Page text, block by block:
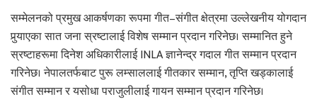
सम्मेलनको प्रमुख आकर्षणका रूपमा गीत–संगीत क्षेत्रमा उल्लेखनीय योगदान
पुर्‍याएका सात जना स्रष्टालाई विशेष सम्मान प्रदान गरिनेछ। सम्मानित हुने
स्रष्टाहरूमा दिनेश अधिकारीलाई INLA ज्ञानेन्द्र गदाल गीत सम्मान प्रदान
गरिनेछ। नेपालतर्फबाट पुरू लम्साललाई गीतकार सम्मान, तृप्ति खड्कालाई
संगीत सम्मान र यसोधा पराजुलीलाई गायन सम्मान प्रदान गरिनेछ।